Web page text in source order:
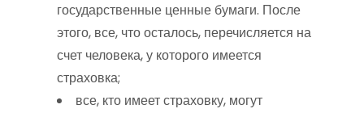
государственные ценные бумаги. После
этого, все, что осталось, перечисляется на
счет человека, у которого имеется
страховка;
все, кто имеет страховку, могут